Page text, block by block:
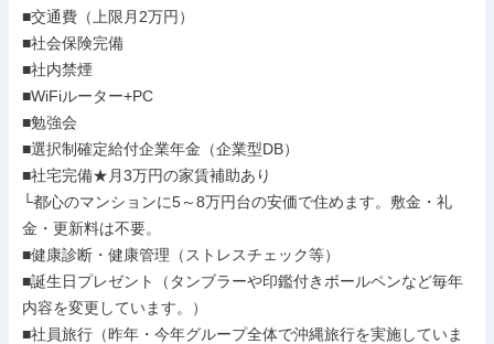
■交通費（上限月2万円）
■社会保険完備
■社内禁煙
■WiFiルーター+PC
■勉強会
■選択制確定給付企業年金（企業型DB）
■社宅完備★月3万円の家賃補助あり
└都心のマンションに5～8万円台の安価で住めます。敷金・礼
金・更新料は不要。
■健康診断・健康管理（ストレスチェック等）
■誕生日プレゼント（タンブラーや印鑑付きボールペンなど毎年
内容を変更しています。）
■社員旅行（昨年・今年グループ全体で沖縄旅行を実施していま